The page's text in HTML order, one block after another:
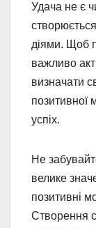
Удача не є
діями. Щоб
важливо
визначати
позитивної
успіх.
Не
велике
позитивні
Створення